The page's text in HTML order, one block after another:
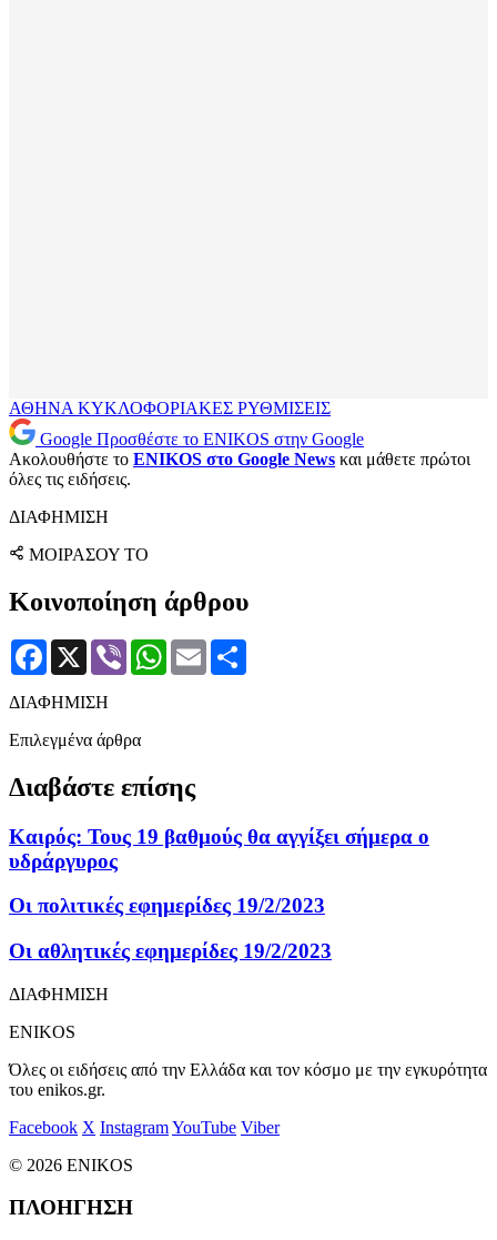
ΑΘΗΝΑ ΚΥΚΛΟΦΟΡΙΑΚΕΣ ΡΥΘΜΙΣΕΙΣ
Google Προσθέστε το ENIKOS στην Google
Ακολουθήστε το ENIKOS στο Google News και μάθετε πρώτοι
όλες τις ειδήσεις.
ΔΙΑΦΗΜΙΣΗ
ΜΟΙΡΑΣΟΥ ΤΟ
Κοινοποίηση άρθρου
Facebook
X Viber WhatsApp
Email
ΔΙΑΦΗΜΙΣΗ
Επιλεγμένα άρθρα
Διαβάστε επίσης
Καιρός: Τους 19 βαθμούς θα αγγίξει σήμερα ο
υδράργυρος
Οι πολιτικές εφημερίδες 19/2/2023
Οι αθλητικές εφημερίδες 19/2/2023
ΔΙΑΦΗΜΙΣΗ
ENIKOS
Όλες οι ειδήσεις από την Ελλάδα και τον κόσμο με την εγκυρότητα
του enikos.gr.
Facebook X InstagramYouTube Viber
© 2026 ENIKOS
ΠΛΟΗΓΗΣΗ